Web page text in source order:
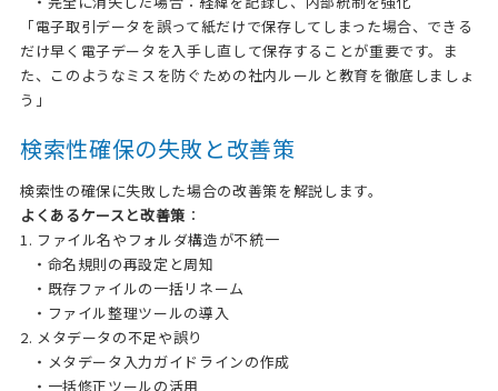
「電子取引データを誤って紙だけで保存してしまった場合、できる
だけ早く電子データを入手し直して保存することが重要です。ま
た、このようなミスを防ぐための社内ルールと教育を徹底しましょ
う」
検索性確保の失敗と改善策
検索性の確保に失敗した場合の改善策を解説します。
よくあるケースと改善策 ：
1. ファイル名やフォルダ構造が不統一
・命名規則の再設定と周知
・既存ファイルの一括リネーム
・ファイル整理ツールの導入
2. メタデータの不足や誤り
・メタデータ入力ガイドラインの作成
・一括修正ツールの活用